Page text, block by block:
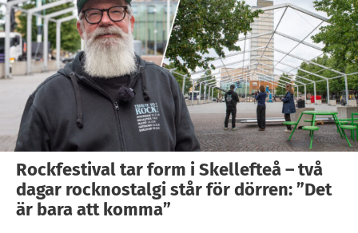
Rockfestival tar form i Skellefteå – två
dagar rocknostalgi står för dörren: ”Det
är bara att komma”